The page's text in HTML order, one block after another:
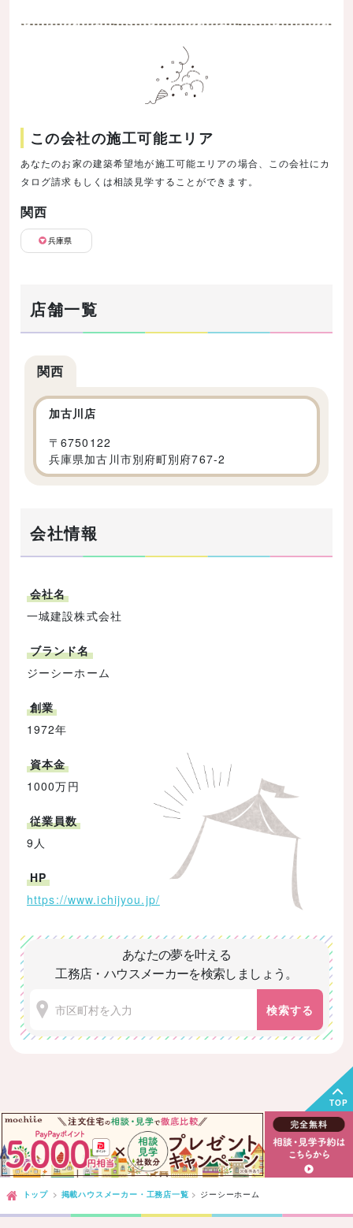
この会社の施工可能エリア
あなたのお家の建築希望地が施工可能エリアの場合、この会社にカ
タログ請求もしくは相談見学することができます。
関西
兵庫県
店舗一覧
関西
加古川店
〒6750122
兵庫県加古川市別府町別府767-2
会社情報
会社名
一城建設株式会社
ブランド名
ジーシーホーム
創業
1972年
資本金
1000万円
従業員数
9人
HP
https://www.ichijyou.jp/
あなたの夢を叶える
工務店・ハウスメーカーを検索しましょう。
検索する
TOP
トップ 掲載ハウスメーカー・工務店一覧 ジーシーホーム